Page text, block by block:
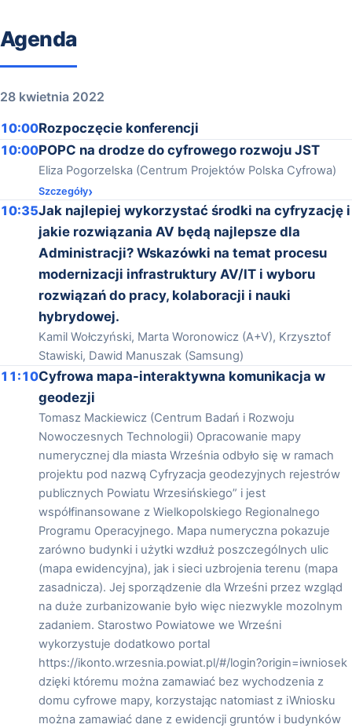
Agenda
28 kwietnia 2022
10:00Rozpoczęcie konferencji
10:00POPC na drodze do cyfrowego rozwoju JST
Eliza Pogorzelska (Centrum Projektów Polska Cyfrowa)
Szczegóły
10:35Jak najlepiej wykorzystać środki na cyfryzację i
jakie rozwiązania AV będą najlepsze dla
Administracji? Wskazówki na temat procesu
modernizacji infrastruktury AV/IT i wyboru
rozwiązań do pracy, kolaboracji i nauki
hybrydowej.
Kamil Wołczyński, Marta Woronowicz (A+V), Krzysztof
Stawiski, Dawid Manuszak (Samsung)
11:10Cyfrowa mapa-interaktywna komunikacja w
geodezji
Tomasz Mackiewicz (Centrum Badań i Rozwoju
Nowoczesnych Technologii) Opracowanie mapy
numerycznej dla miasta Września odbyło się w ramach
projektu pod nazwą Cyfryzacja geodezyjnych rejestrów
publicznych Powiatu Wrzesińskiego” i jest
współfinansowane z Wielkopolskiego Regionalnego
Programu Operacyjnego. Mapa numeryczna pokazuje
zarówno budynki i użytki wzdłuż poszczególnych ulic
(mapa ewidencyjna), jak i sieci uzbrojenia terenu (mapa
zasadnicza). Jej sporządzenie dla Wrześni przez wzgląd
na duże zurbanizowanie było więc niezwykle mozolnym
zadaniem. Starostwo Powiatowe we Wrześni
wykorzystuje dodatkowo portal
https://ikonto.wrzesnia.powiat.pl/#/login?origin=iwniosek
dzięki któremu można zamawiać bez wychodzenia z
domu cyfrowe mapy, korzystając natomiast z iWniosku
można zamawiać dane z ewidencji gruntów i budynków